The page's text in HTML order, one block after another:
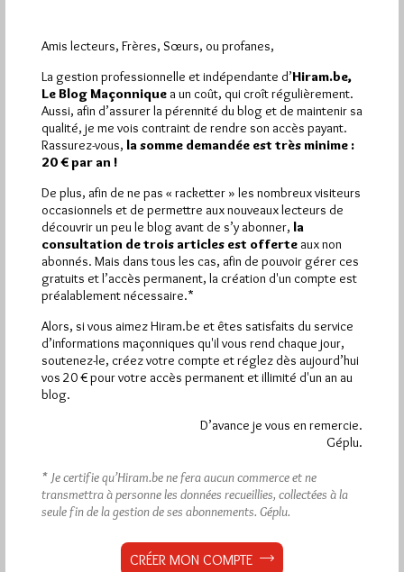
Hier vendredi 7 août 2026, Hiram.be a reçu1 864
visiteset 3 133 pagesont été lues (Source :
Pirsch.io)
Quels sont les articles les plus lus du blog ?
Abonnement aux Newsletters - RSS
Amis lecteurs, Frères, Sœurs, ou profanes,
La gestion professionnelle et indépendante d’Hiram.be,
Le Blog Maçonnique a un coût, qui croît régulièrement.
Aussi, afin d’assurer la pérennité du blog et de maintenir sa
qualité, je me vois contraint de rendre son accès payant.
Rassurez-vous, la somme demandée est très minime :
20 € par an !
De plus, afin de ne pas « racketter » les nombreux visiteurs
occasionnels et de permettre aux nouveaux lecteurs de
découvrir un peu le blog avant de s’y abonner, la
consultation de trois articles est offerte aux non
abonnés. Mais dans tous les cas, afin de pouvoir gérer ces
gratuits et l’accès permanent, la création d'un compte est
préalablement nécessaire.*
Alors, si vous aimez Hiram.be et êtes satisfaits du service
d’informations maçonniques qu'il vous rend chaque jour,
soutenez-le, créez votre compte et réglez dès aujourd’hui
vos 20 € pour votre accès permanent et illimité d'un an au
blog.
D’avance je vous en remercie.
Géplu.
* Je certifie qu’Hiram.be ne fera aucun commerce et ne
transmettra à personne les données recueillies, collectées à la
seule fin de la gestion de ses abonnements. Géplu.
CRÉER MON COMPTE